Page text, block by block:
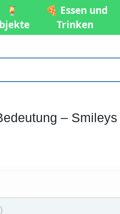
🍹
🍕 Essen und
Trinken
– Smileys